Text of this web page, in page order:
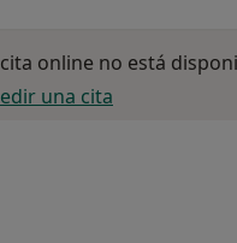
online no está
una cita